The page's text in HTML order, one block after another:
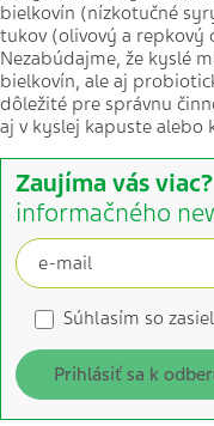
bielkovín (nízkotučné
tukov (olivový a repkový
Nezabúdajme, že kyslé
bielkovín, ale aj
dôležité pre správnu
aj v kyslej kapuste alebo
Zaujíma vás viac?
informačného
Súhlasím so
Prihlásiť sa k